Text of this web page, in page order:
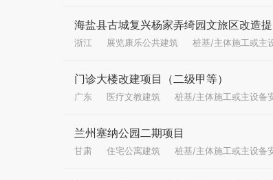
海盐县古城复兴杨家弄绮园文旅区改造
浙江 展览康乐公共建筑 桩基/主体施工或主
门诊大楼改建项目（二级甲等）
广东 医疗文教建筑 桩基/主体施工或主设备
兰州塞纳公园二期项目
甘肃 住宅公寓建筑 桩基/主体施工或主设备